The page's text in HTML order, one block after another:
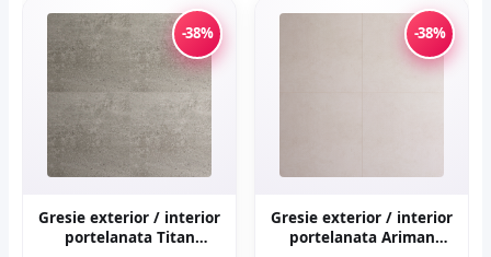
-38%
Gresie exterior / interior
portelanata Titan
-38%
Gresie exterior / interior
portelanata Ariman